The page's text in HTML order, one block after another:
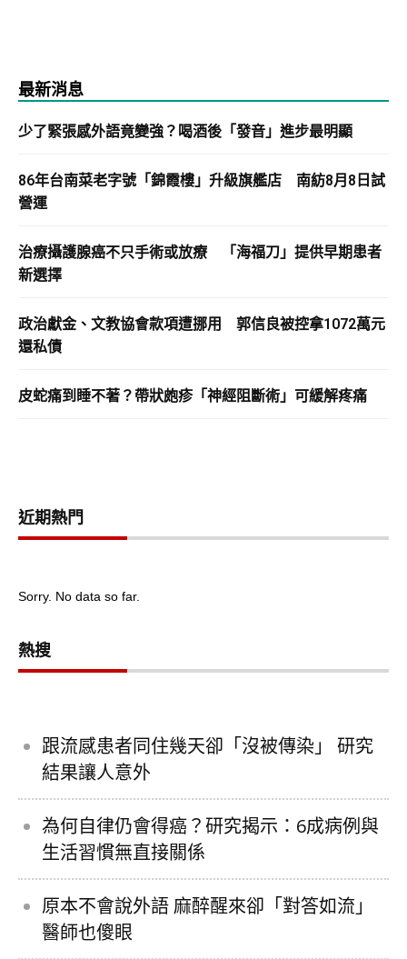
最新消息
少了緊張感外語竟變強？喝酒後「發音」進步最明顯
86年台南菜老字號「錦霞樓」升級旗艦店 南紡8月8日試
營運
治療攝護腺癌不只手術或放療 「海福刀」提供早期患者
新選擇
政治獻金、文教協會款項遭挪用 郭信良被控拿1072萬元
還私債
皮蛇痛到睡不著？帶狀皰疹「神經阻斷術」可緩解疼痛
近期熱門
Sorry. No data so far.
熱搜
跟流感患者同住幾天卻「沒被傳染」 研究
結果讓人意外
為何自律仍會得癌？研究揭示：6成病例與
生活習慣無直接關係
原本不會說外語 麻醉醒來卻「對答如流」
醫師也傻眼